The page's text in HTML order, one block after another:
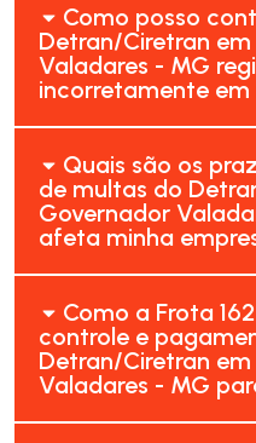
Como posso
Detran/Ciretran
Valadares - MG
incorretamente em
Quais são os
de multas do
Governador
afeta minha
Como a Frota
controle e
Detran/Ciretran
Valadares - MG